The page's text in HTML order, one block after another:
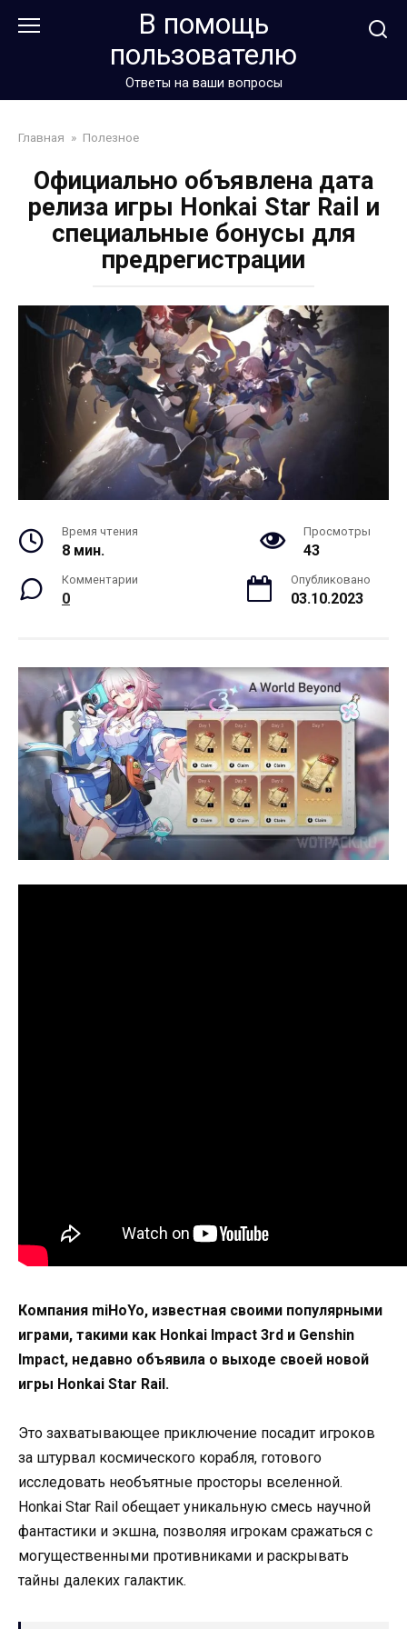
В помощь
пользователю
Ответы на ваши вопросы
Главная » Полезное
Официально объявлена дата
релиза игры Honkai Star Rail и
специальные бонусы для
предрегистрации
Время чтения
8 мин.
Просмотры
43
Комментарии
0
Опубликовано
03.10.2023
Компания miHoYo, известная своими популярными
играми, такими как Honkai Impact 3rd и Genshin
Impact, недавно объявила о выходе своей новой
игры Honkai Star Rail.
Это захватывающее приключение посадит игроков
за штурвал космического корабля, готового
исследовать необъятные просторы вселенной.
Honkai Star Rail обещает уникальную смесь научной
фантастики и экшна, позволяя игрокам сражаться с
могущественными противниками и раскрывать
тайны далеких галактик.